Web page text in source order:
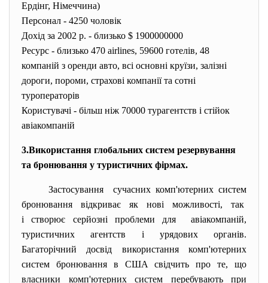
Ердінг, Німеччина)
Персонал - 4250 чоловік
Дохід за 2002 р. - близько $ 1900000000
Ресурс - близько 470 airlines, 59600 готелів, 48
компаній з оренди авто, всі основні круїзи, залізні
дороги, пороми, страхові компанії та сотні
туроператорів
Користувачі - більш ніж 70000 турагентств і стійок
авіакомпаній
3.Використання глобальних систем резервування
та бронювання у туристичних фірмах.
Застосування сучасних комп'ютерних систем
бронювання відкриває як нові можливості, так
і створює серйозні проблеми для авіакомпаній,
туристичних агентств і урядових органів.
Багаторічний досвід використання комп'ютерних
систем бронювання в США свідчить про те, що
власники комп'ютерних систем перебувають при